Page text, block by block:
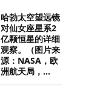
哈勃太空望远镜
对仙女座星系2
亿颗恒星的详细
观察。（图片来
源：NASA，欧
洲航天局，...